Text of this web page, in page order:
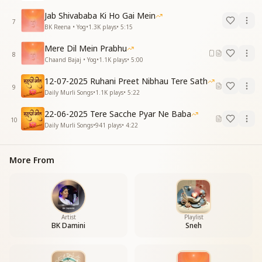
7
Jab Shivababa Ki Ho Gai Mein
BK Reena • Yog•1.3K plays• 5:15
8
Mere Dil Mein Prabhu
Chaand Bajaj • Yog•1.1K plays• 5:00
9
12-07-2025 Ruhani Preet Nibhau Tere Sath
Daily Murli Songs•1.1K plays• 5:22
10
22-06-2025 Tere Sacche Pyar Ne Baba
Daily Murli Songs•941 plays• 4:22
More From
Artist
BK Damini
Playlist
Sneh